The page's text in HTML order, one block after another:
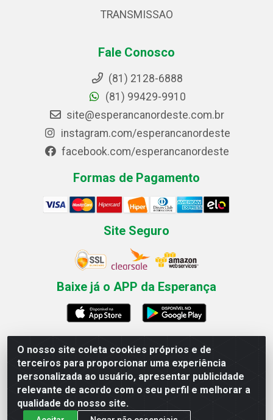
O nosso site coleta cookies próprios e de
terceiros para proporcionar uma experiência
personalizada ao usuário, apresentar publicidade
relevante de acordo com o seu perfil e melhorar a
qualidade do nosso site.
TRANSMISSAO
Fale Conosco
(81) 2128-6888
(81) 99429-9910
site@esperancanordeste.com.br
instagram.com/esperancanordeste
facebook.com/esperancanordeste
Formas de Pagamento
Site Seguro
Baixe já o APP da Esperança
Esperança Nordeste - Rua Professor Caldas Filho, 291 -
Estância - Recife / PE CEP: 50771-335 - CNPJ
03.666.136/0001-23